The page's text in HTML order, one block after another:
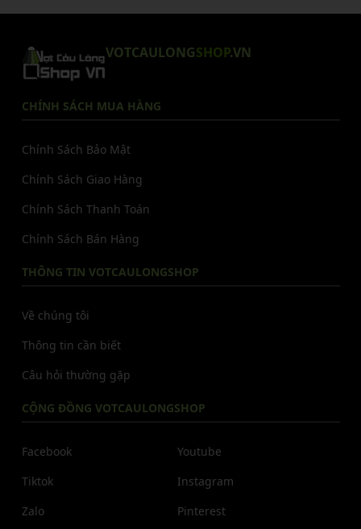
VOTCAULONGSHOP.VN
CHÍNH SÁCH MUA HÀNG
Chính Sách Bảo Mật
Chính Sách Giao Hàng
Chính Sách Thanh Toán
Chính Sách Bán Hàng
THÔNG TIN VOTCAULONGSHOP
Về chúng tôi
Thông tin cần biết
Câu hỏi thường gặp
CỘNG ĐỒNG VOTCAULONGSHOP
Facebook
Tiktok
Zalo
Youtube
Instagram
Pinterest